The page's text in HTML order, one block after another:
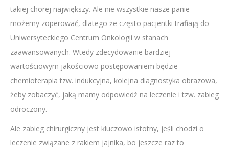
takiej chorej największy. Ale nie wszystkie nasze panie
możemy zoperować, dlatego że często pacjentki trafiają do
Uniwersyteckiego Centrum Onkologii w stanach
zaawansowanych. Wtedy zdecydowanie bardziej
wartościowym jakościowo postępowaniem będzie
chemioterapia tzw. indukcyjna, kolejna diagnostyka obrazowa,
żeby zobaczyć, jaką mamy odpowiedź na leczenie i tzw. zabieg
odroczony.
Ale zabieg chirurgiczny jest kluczowo istotny, jeśli chodzi o
leczenie związane z rakiem jajnika, bo jeszcze raz to